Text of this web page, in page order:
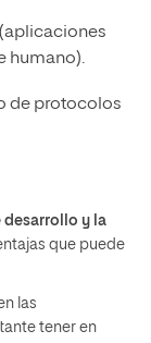
humano).
de protocolos
desarrollo y la
que puede
las
tener en